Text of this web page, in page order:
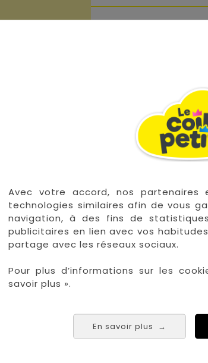
Avec votre accord, nos partenaires
technologies similaires afin de vous
navigation, à des fins de
publicitaires en lien avec vos
partage avec les réseaux sociaux.
Pour plus d’informations sur les
savoir plus ».
En savoir plus →
propose les plus grandes
la
à La Réunion :